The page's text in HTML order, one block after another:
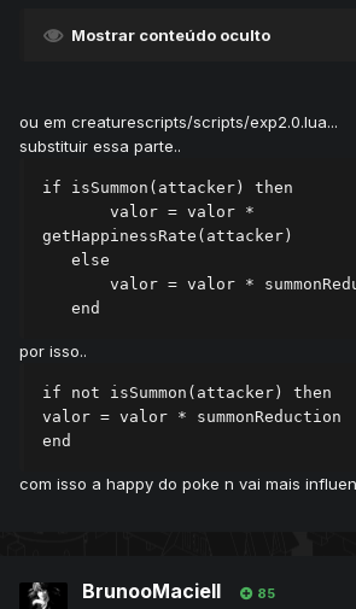
Mostrar conteúdo oculto
ou em creaturescripts/scripts/exp2.0.lua...
substituir essa parte..
if isSummon(attacker) then
getHappinessRate(attacker)
   end
por isso..
if not isSummon(attacker) then
valor = valor * summonReduction
end
com isso a happy do poke n vai mais
BrunooMaciell 85